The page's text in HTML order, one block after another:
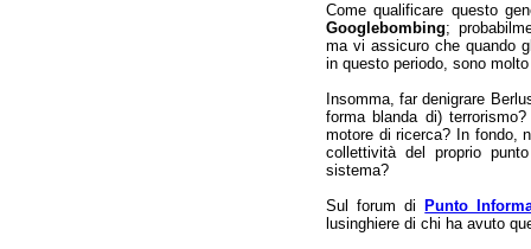
Come qualificare questo
Googlebombing;
ma vi assicuro che quando
in questo periodo, sono
Insomma, far denigrare
forma blanda di)
motore di ricerca? In fondo,
collettività del proprio
sistema?
Sul forum di
Punto
lusinghiere di chi ha avuto